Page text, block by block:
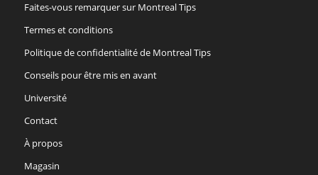
Faites-vous remarquer sur Montreal Tips
Termes et conditions
Politique de confidentialité de Montreal Tips
Conseils pour être mis en avant
Université
Contact
À propos
Magasin